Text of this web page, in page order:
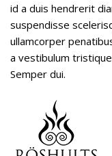
id a duis hendrerit
suspendisse
ullamcorper
a vestibulum
Semper dui.